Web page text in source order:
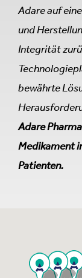
Adare auf
und
Integrität
bewährte
Adare
Medikament
Patienten.